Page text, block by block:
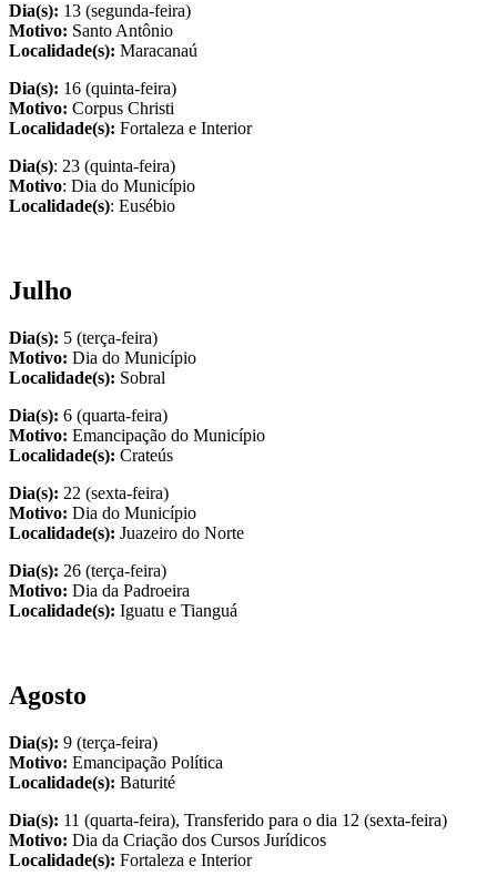
Dia(s): 13 (segunda-feira)
Motivo: Santo Antônio
Localidade(s): Maracanaú
Dia(s): 16 (quinta-feira)
Motivo: Corpus Christi
Localidade(s): Fortaleza e Interior
Dia(s): 23 (quinta-feira)
Motivo: Dia do Município
Localidade(s): Eusébio
Julho
Dia(s): 5 (terça-feira)
Motivo: Dia do Município
Localidade(s): Sobral
Dia(s): 6 (quarta-feira)
Motivo: Emancipação do Município
Localidade(s): Crateús
Dia(s): 22 (sexta-feira)
Motivo: Dia do Município
Localidade(s): Juazeiro do Norte
Dia(s): 26 (terça-feira)
Motivo: Dia da Padroeira
Localidade(s): Iguatu e Tianguá
Agosto
Dia(s): 9 (terça-feira)
Motivo: Emancipação Política
Localidade(s): Baturité
Dia(s): 11 (quarta-feira), Transferido para o dia 12 (sexta-feira)
Motivo: Dia da Criação dos Cursos Jurídicos
Localidade(s): Fortaleza e Interior